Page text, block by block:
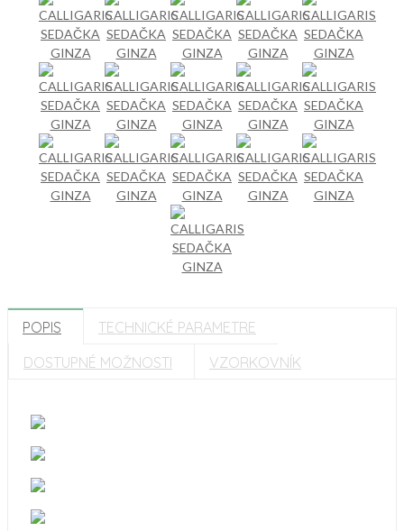
POPIS
TECHNICKÉ PARAMETRE
DOSTUPNÉ MOŽNOSTI
VZORKOVNÍK